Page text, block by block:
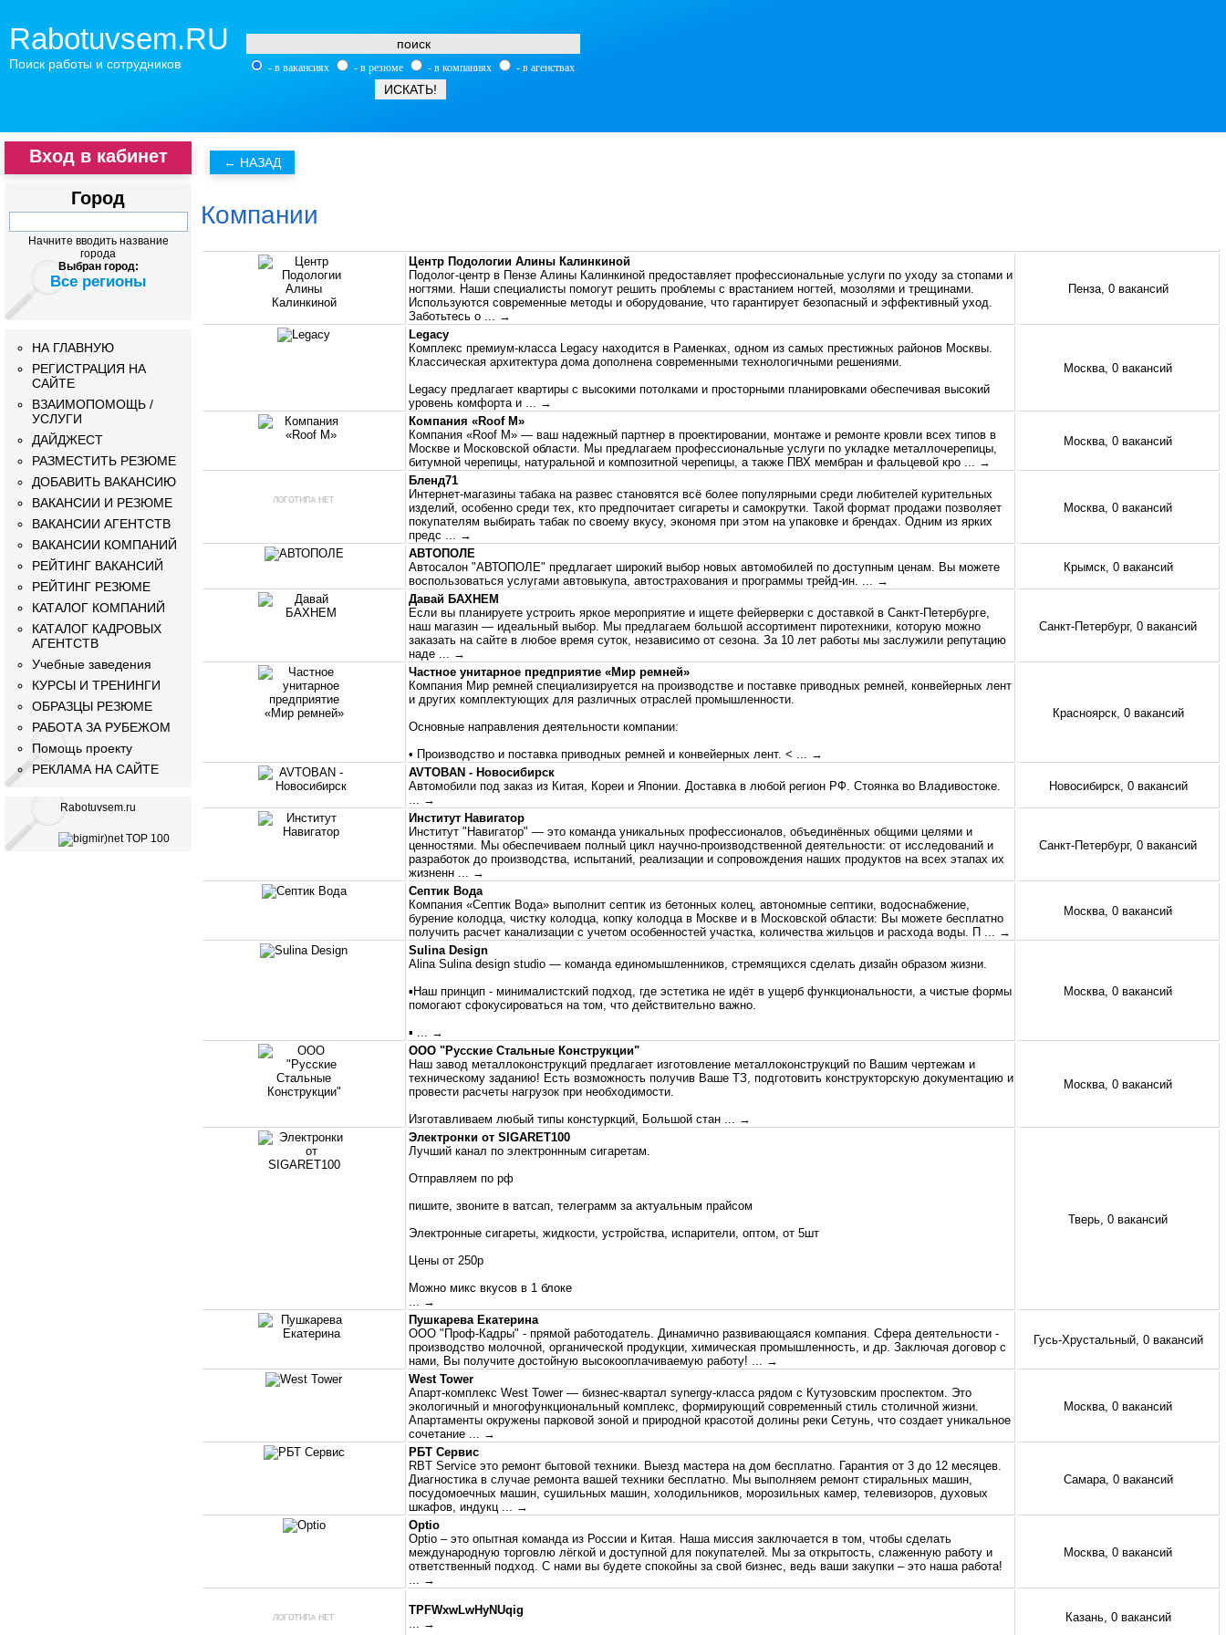
Rabotuvsem.RU
Поиск работы и сотрудников - в вакансиях - в резюме - в компаниях - в агенствах
Компании
Центр Подологии Алины Калинкиной
Подолог-центр в Пензе Алины Калинкиной предоставляет профессиональные услуги по уходу за стопами и
ногтями. Наши специалисты помогут решить проблемы с врастанием ногтей, мозолями и трещинами.
Используются современные методы и оборудование, что гарантирует безопасный и эффективный уход.
Заботьтесь о
... →
Пенза, 0 вакансий
Legacy
Комплекс премиум-класса Legacy находится в Раменках, одном из самых престижных районов Москвы.
Классическая архитектура дома дополнена современными технологичными решениями.
Legacy предлагает квартиры c высокими потолками и просторными планировками обеспечивая высокий
уровень комфорта и
... →
Москва, 0 вакансий
Компания «Roof M»
Компания «Roof M» — ваш надежный партнер в проектировании, монтаже и ремонте кровли всех типов в
Москве и Московской области. Мы предлагаем профессиональные услуги по укладке металлочерепицы,
битумной черепицы, натуральной и композитной черепицы, а также ПВХ мембран и фальцевой кро
... →
Москва, 0 вакансий
Бленд71
Интернет-магазины табака на развес становятся всё более популярными среди любителей курительных
изделий, особенно среди тех, кто предпочитает сигареты и самокрутки. Такой формат продажи позволяет
покупателям выбирать табак по своему вкусу, экономя при этом на упаковке и брендах. Одним из ярких
предс
... →
Москва, 0 вакансий
АВТОПОЛЕ
Автосалон "АВТОПОЛЕ" предлагает широкий выбор новых автомобилей по доступным ценам. Вы можете
воспользоваться услугами автовыкупа, автострахования и программы трейд-ин.
... →
Крымск, 0 вакансий
Давай БАХНЕМ
Если вы планируете устроить яркое мероприятие и ищете фейерверки с доставкой в Санкт-Петербурге,
наш магазин — идеальный выбор. Мы предлагаем большой ассортимент пиротехники, которую можно
заказать на сайте в любое время суток, независимо от сезона. За 10 лет работы мы заслужили репутацию
наде
... →
Санкт-Петербург, 0 вакансий
Частное унитарное предприятие «Мир ремней»
Компания Мир ремней специализируется на производстве и поставке приводных ремней, конвейерных лент
и других комплектующих для различных отраслей промышленности.
Основные направления деятельности компании:
• Производство и поставка приводных ремней и конвейерных лент. <
... →
Красноярск, 0 вакансий
AVTOBAN - Новосибирск
Автомобили под заказ из Китая, Кореи и Японии. Доставка в любой регион РФ. Стоянка во Владивостоке.
... →
Новосибирск, 0 вакансий
Институт Навигатор
Институт "Навигатор" — это команда уникальных профессионалов, объединённых общими целями и
ценностями. Мы обеспечиваем полный цикл научно-производственной деятельности: от исследований и
разработок до производства, испытаний, реализации и сопровождения наших продуктов на всех этапах их
жизненн
... →
Санкт-Петербург, 0 вакансий
Септик Вода
Компания «Септик Вода» выполнит септик из бетонных колец, автономные септики, водоснабжение,
бурение колодца, чистку колодца, копку колодца в Москве и в Московской области: Вы можете бесплатно
получить расчет канализации с учетом особенностей участка, количества жильцов и расхода воды. П
... →
Москва, 0 вакансий
Sulina Design
Alina Sulina design studio — команда единомышленников, стремящихся сделать дизайн образом жизни.
▪Наш принцип - минималистский подход, где эстетика не идёт в ущерб функциональности, а чистые формы
помогают сфокусироваться на том, что действительно важно.
▪
... →
Москва, 0 вакансий
ООО "Русские Стальные Конструкции"
Наш завод металлоконструкций предлагает изготовление металлоконструкций по Вашим чертежам и
техническому заданию! Есть возможность получив Ваше ТЗ, подготовить конструкторскую документацию и
провести расчеты нагрузок при необходимости.
Изготавливаем любый типы констуркций, Большой стан
... →
Москва, 0 вакансий
Электронки от SIGARET100
Лучший канал по электроннным сигаретам.
Отправляем по рф
пишите, звоните в ватсап, телеграмм за актуальным прайсом
Электронные сигареты, жидкости, устройства, испарители, оптом, от 5шт
Цены от 250р
Можно микс вкусов в 1 блоке
... →
Тверь, 0 вакансий
Пушкарева Екатерина
ООО "Проф-Кадры" - прямой работодатель. Динамично развивающаяся компания. Сфера деятельности -
производство молочной, органической продукции, химическая промышленность, и др. Заключая договор с
нами, Вы получите достойную высокооплачиваемую работу!
... →
Гусь-Хрустальный, 0 вакансий
West Tower
Апарт-комплекс West Tower — бизнес-квартал synergy-класса рядом с Кутузовским проспектом. Это
экологичный и многофункциональный комплекс, формирующий современный стиль столичной жизни.
Апартаменты окружены парковой зоной и природной красотой долины реки Сетунь, что создает уникальное
сочетание
... →
Москва, 0 вакансий
РБТ Сервис
RBT Service это ремонт бытовой техники. Выезд мастера на дом бесплатно. Гарантия от 3 до 12 месяцев.
Диагностика в случае ремонта вашей техники бесплатно. Мы выполняем ремонт стиральных машин,
посудомоечных машин, сушильных машин, холодильников, морозильных камер, телевизоров, духовых
шкафов, индукц
... →
Самара, 0 вакансий
Optio
Optio – это опытная команда из России и Китая. Наша миссия заключается в том, чтобы сделать
международную торговлю лёгкой и доступной для покупателей. Мы за открытость, слаженную работу и
ответственный подход. С нами вы будете спокойны за свой бизнес, ведь ваши закупки – это наша работа!
... →
Москва, 0 вакансий
TPFWxwLwHyNUqig
... →
Казань, 0 вакансий
Вход в кабинет
Город
Начните вводить название
города
Выбран город:
Все регионы
НА ГЛАВНУЮ
РЕГИСТРАЦИЯ НА
САЙТЕ
ВЗАИМОПОМОЩЬ /
УСЛУГИ
ДАЙДЖЕСТ
РАЗМЕСТИТЬ РЕЗЮМЕ
ДОБАВИТЬ ВАКАНСИЮ
ВАКАНСИИ И РЕЗЮМЕ
ВАКАНСИИ АГЕНТСТВ
ВАКАНСИИ КОМПАНИЙ
РЕЙТИНГ ВАКАНСИЙ
РЕЙТИНГ РЕЗЮМЕ
КАТАЛОГ КОМПАНИЙ
КАТАЛОГ КАДРОВЫХ
АГЕНТСТВ
Учебные заведения
КУРСЫ И ТРЕНИНГИ
ОБРАЗЦЫ РЕЗЮМЕ
РАБОТА ЗА РУБЕЖОМ
Помощь проекту
РЕКЛАМА НА САЙТЕ
Rabotuvsem.ru